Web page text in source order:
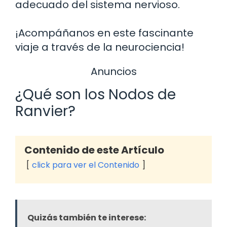
adecuado del sistema nervioso.
¡Acompáñanos en este fascinante
viaje a través de la neurociencia!
Anuncios
¿Qué son los Nodos de
Ranvier?
Contenido de este Artículo
click para ver el Contenido
Quizás también te interese: